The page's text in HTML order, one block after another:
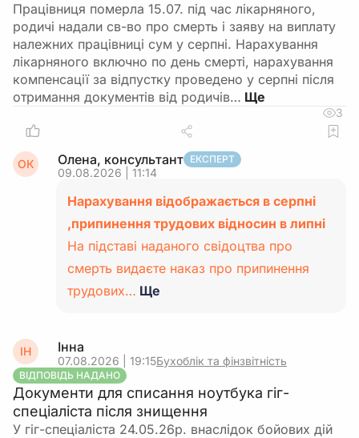
Працівниця померла 15.07. під час лікарняного,
родичі надали св-во про смерть і заяву на виплату
належних працівниці сум у серпні. Нарахування
лікарняного включно по день смерті, нарахування
компенсації за відпустку проведено у серпні після
отримання документів від родичів…
3
ОК Олена, консультант ЕКСПЕРТ
09.08.2026 | 11:14
Нарахування відображається в серпні
,припинення трудових відносин в липні
На підставі наданого свідоцтва про
смерть видаєте наказ про припинення
трудових… Ще
ІН Інна
07.08.2026 | 19:15Бухоблік та фінзвітність
ВІДПОВІДЬ НАДАНО
Документи для списання ноутбука гіг-
спеціаліста після знищення
У гіг-спеціаліста 24.05.26р. внаслідок бойових дій